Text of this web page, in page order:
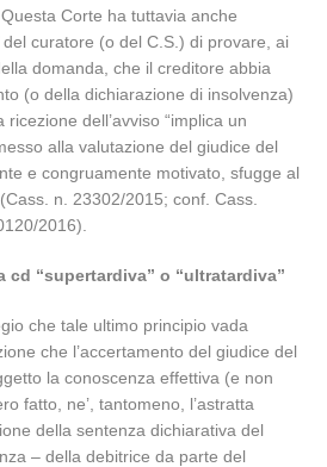
Corte ha tuttavia anche
del curatore (o del C.S.) di provare, ai
domanda, che il creditore abbia
(o della dichiarazione di insolvenza)
dell’avviso “implica un
alla valutazione del giudice del
e congruamente motivato, sfugge al
n. 23302/2015; conf. Cass.
2016).
cd “supertardiva” o “ultratardiva”
che tale ultimo principio vada
che l’accertamento del giudice del
la conoscenza effettiva (e non
fatto, ne’, tantomeno, l’astratta
della sentenza dichiarativa del
– della debitrice da parte del